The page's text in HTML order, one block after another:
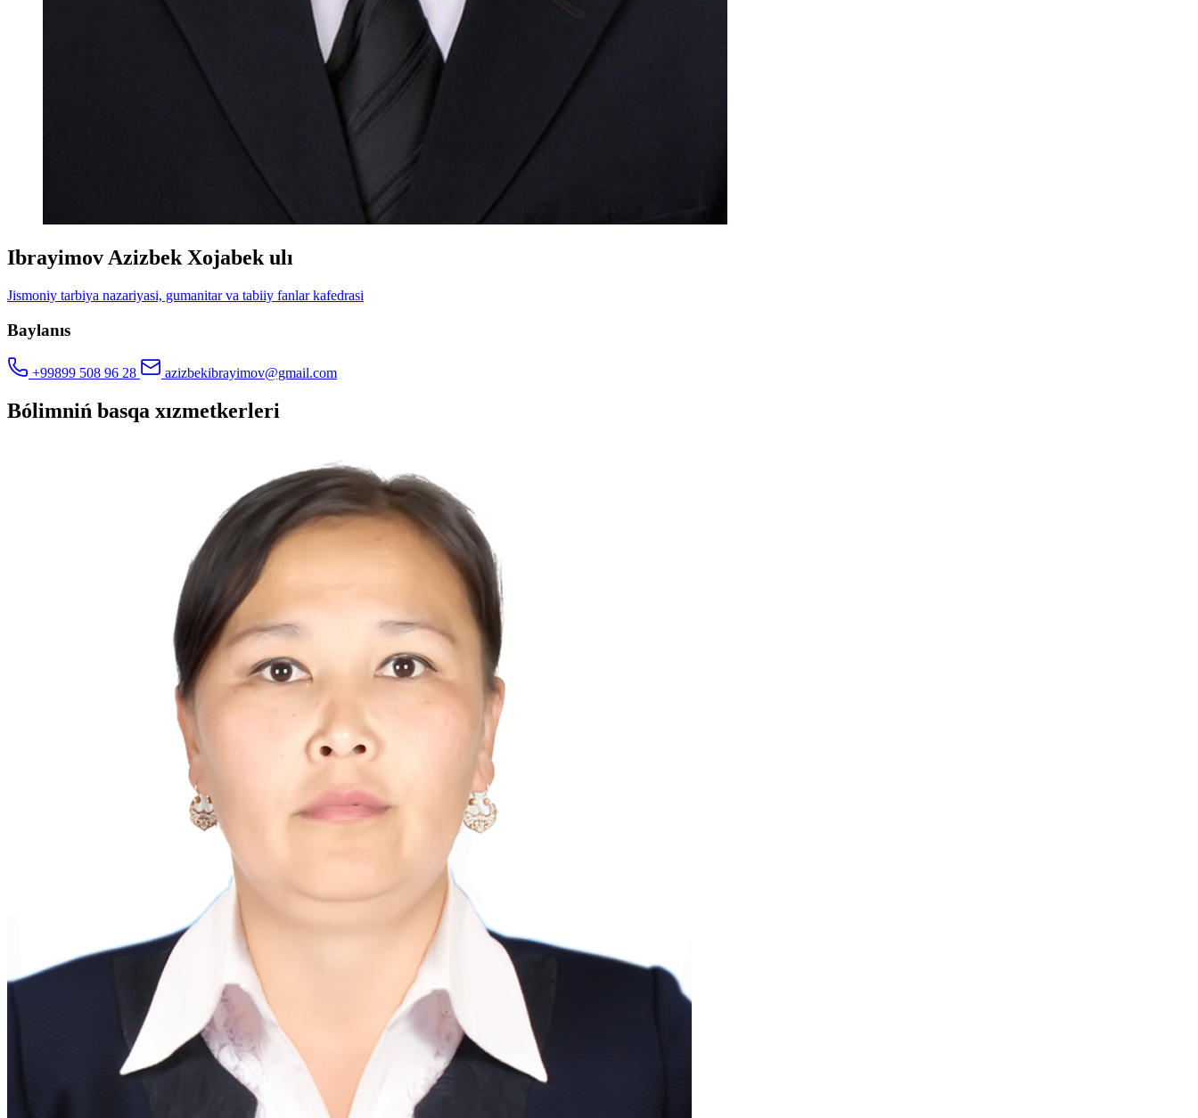
Ibrayimov Azizbek Xojabek ulı
Jismoniy tarbiya nazariyasi, gumanitar va tabiiy fanlar kafedrasi
Baylanıs
+99899 508 96 28 azizbekibrayimov@gmail.com
Bólimniń basqa xızmetkerleri